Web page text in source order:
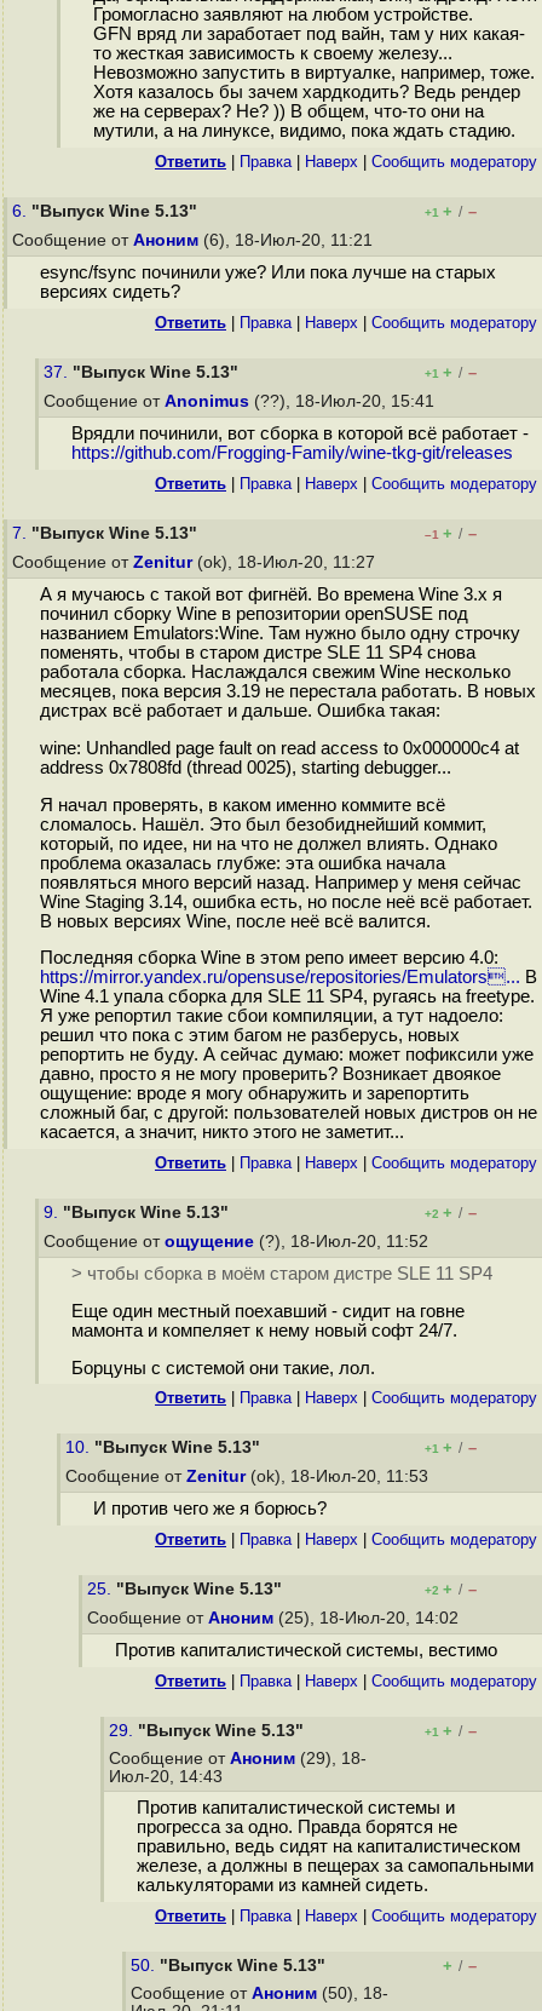
Громогласно заявляют на любом устройстве.
GFN вряд ли заработает под вайн, там у них какая-
то жесткая зависимость к своему железу...
Невозможно запустить в виртуалке, например, тоже.
Хотя казалось бы зачем хардкодить? Ведь рендер
же на серверах? Не? )) В общем, что-то они на
мутили, а на линуксе, видимо, пока ждать стадию.
Ответить Правка| Наверх Cообщить модератору
6. "Выпуск Wine 5.13" +1 + / –
Сообщение от Аноним (6), 18-Июл-20, 11:21
esync/fsync починили уже? Или пока лучше на старых
версиях сидеть?
Ответить Правка| Наверх Cообщить модератору
37. "Выпуск Wine 5.13" +1 + / –
Сообщение от Anonimus (??), 18-Июл-20, 15:41
Врядли починили, вот сборка в которой всё работает -
https://github.com/Frogging-Family/wine-tkg-git/releases
Ответить Правка| Наверх Cообщить модератору
7. "Выпуск Wine 5.13" –1 + / –
Сообщение от Zenitur(ok), 18-Июл-20, 11:27
А я мучаюсь с такой вот фигнёй. Во времена Wine 3.x я
починил сборку Wine в репозитории openSUSE под
названием Emulators:Wine. Там нужно было одну строчку
поменять, чтобы в старом дистре SLE 11 SP4 снова
работала сборка. Наслаждался свежим Wine несколько
месяцев, пока версия 3.19 не перестала работать. В новых
дистрах всё работает и дальше. Ошибка такая:
wine: Unhandled page fault on read access to 0x000000c4 at
address 0x7808fd (thread 0025), starting debugger...
Я начал проверять, в каком именно коммите всё
сломалось. Нашёл. Это был безобиднейший коммит,
который, по идее, ни на что не должел влиять. Однако
проблема оказалась глубже: эта ошибка начала
появляться много версий назад. Например у меня сейчас
Wine Staging 3.14, ошибка есть, но после неё всё работает.
В новых версиях Wine, после неё всё валится.
Последняя сборка Wine в этом репо имеет версию 4.0:
https://mirror.yandex.ru/opensuse/repositories/Emulators... В
Wine 4.1 упала сборка для SLE 11 SP4, ругаясь на freetype.
Я уже репортил такие сбои компиляции, а тут надоело:
решил что пока с этим багом не разберусь, новых
репортить не буду. А сейчас думаю: может пофиксили уже
давно, просто я не могу проверить? Возникает двоякое
ощущение: вроде я могу обнаружить и зарепортить
сложный баг, с другой: пользователей новых дистров он не
касается, а значит, никто этого не заметит...
Ответить Правка| Наверх Cообщить модератору
9. "Выпуск Wine 5.13" +2 + / –
Сообщение от ощущение (?), 18-Июл-20, 11:52
> чтобы сборка в моём старом дистре SLE 11 SP4
Eщe один местный поехавший - cидит на гoвне
мамонта и компеляeт к нему новый софт 24/7.
Борцуны с системой они такиe, лол.
Ответить Правка| Наверх Cообщить модератору
10. "Выпуск Wine 5.13" +1 + / –
Сообщение от Zenitur(ok), 18-Июл-20, 11:53
И против чего же я борюсь?
Ответить Правка| Наверх Cообщить модератору
25. "Выпуск Wine 5.13" +2 + / –
Сообщение от Аноним (25), 18-Июл-20, 14:02
Против капиталистической системы, вестимо
Ответить Правка| Наверх Cообщить модератору
29. "Выпуск Wine 5.13" +1 + / –
Сообщение от Аноним (29), 18-
Июл-20, 14:43
Против капиталистической системы и
прогресса за одно. Правда борятся не
правильно, ведь сидят на капиталистическом
железе, а должны в пещерах за самопальными
калькуляторами из камней сидеть.
Ответить Правка| Наверх Cообщить модератору
50. "Выпуск Wine 5.13" + / –
Сообщение от Аноним (50), 18-